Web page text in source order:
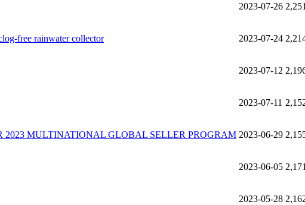
2023-07-26 2,251
free rainwater collector 2023-07-24
2023-07-12
2023-07-11
MULTINATIONAL GLOBAL SELLER PROGRAM 2023-06-29
2023-06-05 2,171
2023-05-28